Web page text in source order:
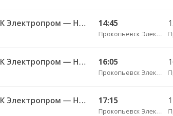
Прокопьевск АК Электропром — Новокузнецк АВ 151о 14:45
Прокопьевск Электропром
Прокопьевск АК Электропром — Новокузнецк АВ 151о 16:05
Прокопьевск Электропром
Прокопьевск АК Электропром — Новокузнецк АВ 151о 17:15
Прокопьевск Электропром